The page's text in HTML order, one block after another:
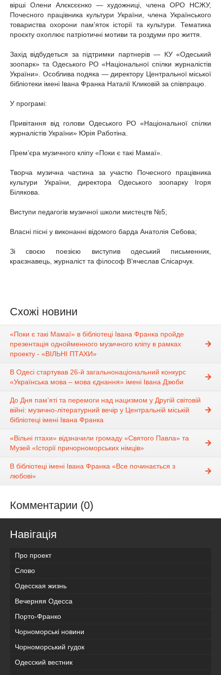
вірші Олени Алєксєєнко — художниці, члена ОРО НСЖУ,
Почесного працівника культури України, члена Українського
товариства охорони пам’яток історії та культури. Тематика
проєкту охоплює патріотичні мотиви та роздуми про життя.
Захід відбудеться за підтримки партнерів — КУ «Одеський
зоопарк» та Одеського РО «Національної спілки журналістів
України». Особлива подяка — директору Центральної міської
бібліотеки імені Івана Франка Наталії Кликовій за співпрацю.
У програмі:
Привітання від голови Одеського РО «Національної спілки
журналістів України» Юрія Работіна.
Прем’єра музичного кліпу «Поки є такі Мамаї».
Творча музична частина за участю Почесного працівника
культури України, директора Одеського зоопарку Ігоря
Білякова.
Виступи педагогів музичної школи мистецтв №5;
Власні пісні у виконанні відомого барда Анатолія Себова;
Зі своєю поезією виступив одеський письменник,
краєзнавець, журналіст та філософ В’ячеслав Слісарчук.
Схожі новини
«Поки є такі Мамаї» в бібліотеці Івана Франка пройде
презентація однойменного музичного кліпу в рамках
проекту - «ВІЛЬНІ ПТАХИ»
В Одесі стартував 26-й загальнонаціональний конкурс
«Українська мова – мова єднання» імені Івана Дзюби
До Дня пам’яті та перемоги над нацизмом у Другій світовій
війні: музично-літературний вечір у Центральній міській
бібліотеці імені Івана Франка
«Вільні птахи» відзначили громаду «Святого Павла» та
Музей «Історії причорноморських німців»
В бібліотеці імені Івана Франка «Все починається з
любові»
Комментарии (0)
Навігація
Про проект
Слово
Одесская жизнь
Вечерняя Одесса
Порто-Франко
Чорноморські новини
Чорноморський гудок
Одесский вестник